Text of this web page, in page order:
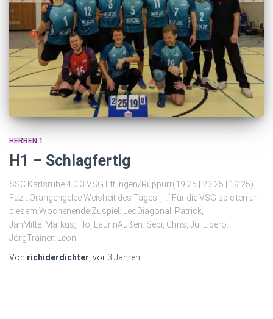
HERREN 1
H1 – Schlagfertig
SSC Karlsruhe 4 0:3 VSG Ettlingen/Rüppurr(19:25 | 23:25 | 19:25)
Fazit:Orangengelee Weisheit des Tages:„…“ Für die VSG spielten an
diesem Wochenende:Zuspiel: LeoDiagonal: Patrick,
JanMitte: Markus, Flo, LaurinAußen: Sebi, Chris, JuliLibero:
JörgTrainer: Leon
Von richiderdichter , vor 3 Jahren